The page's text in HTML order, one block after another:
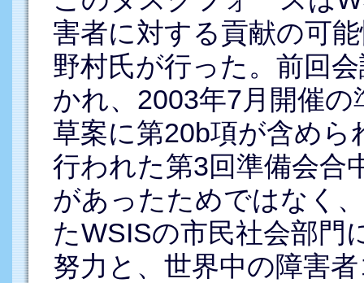
害者に対する貢献の可
野村氏が行った。前回
かれ、2003年7月開催
草案に第20b項が含めら
行われた第3回準備会合
があったためではなく
たWSISの市民社会部門
努力と、世界中の障害